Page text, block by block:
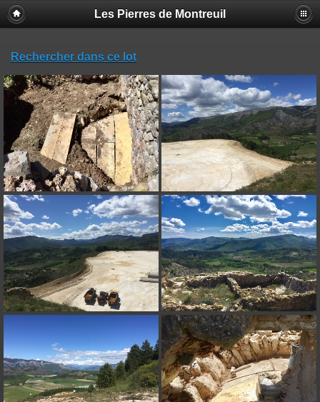
Les Pierres de Montreuil
Rechercher dans ce lot